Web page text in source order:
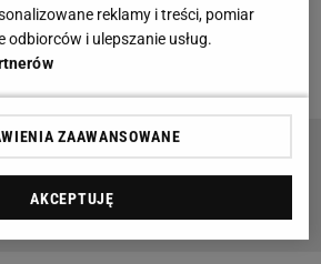
deklaruje walkę o powrót do
się nie wybieram"
przeciwny transferowi
reklamy i treści, pomiar
odbiorców i ulepszanie usług.
ZAAWANSOWANE
AKCEPTUJĘ